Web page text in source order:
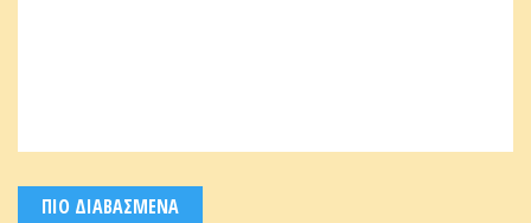
ΠΙΟ ΔΙΑΒΑΣΜΕΝΑ